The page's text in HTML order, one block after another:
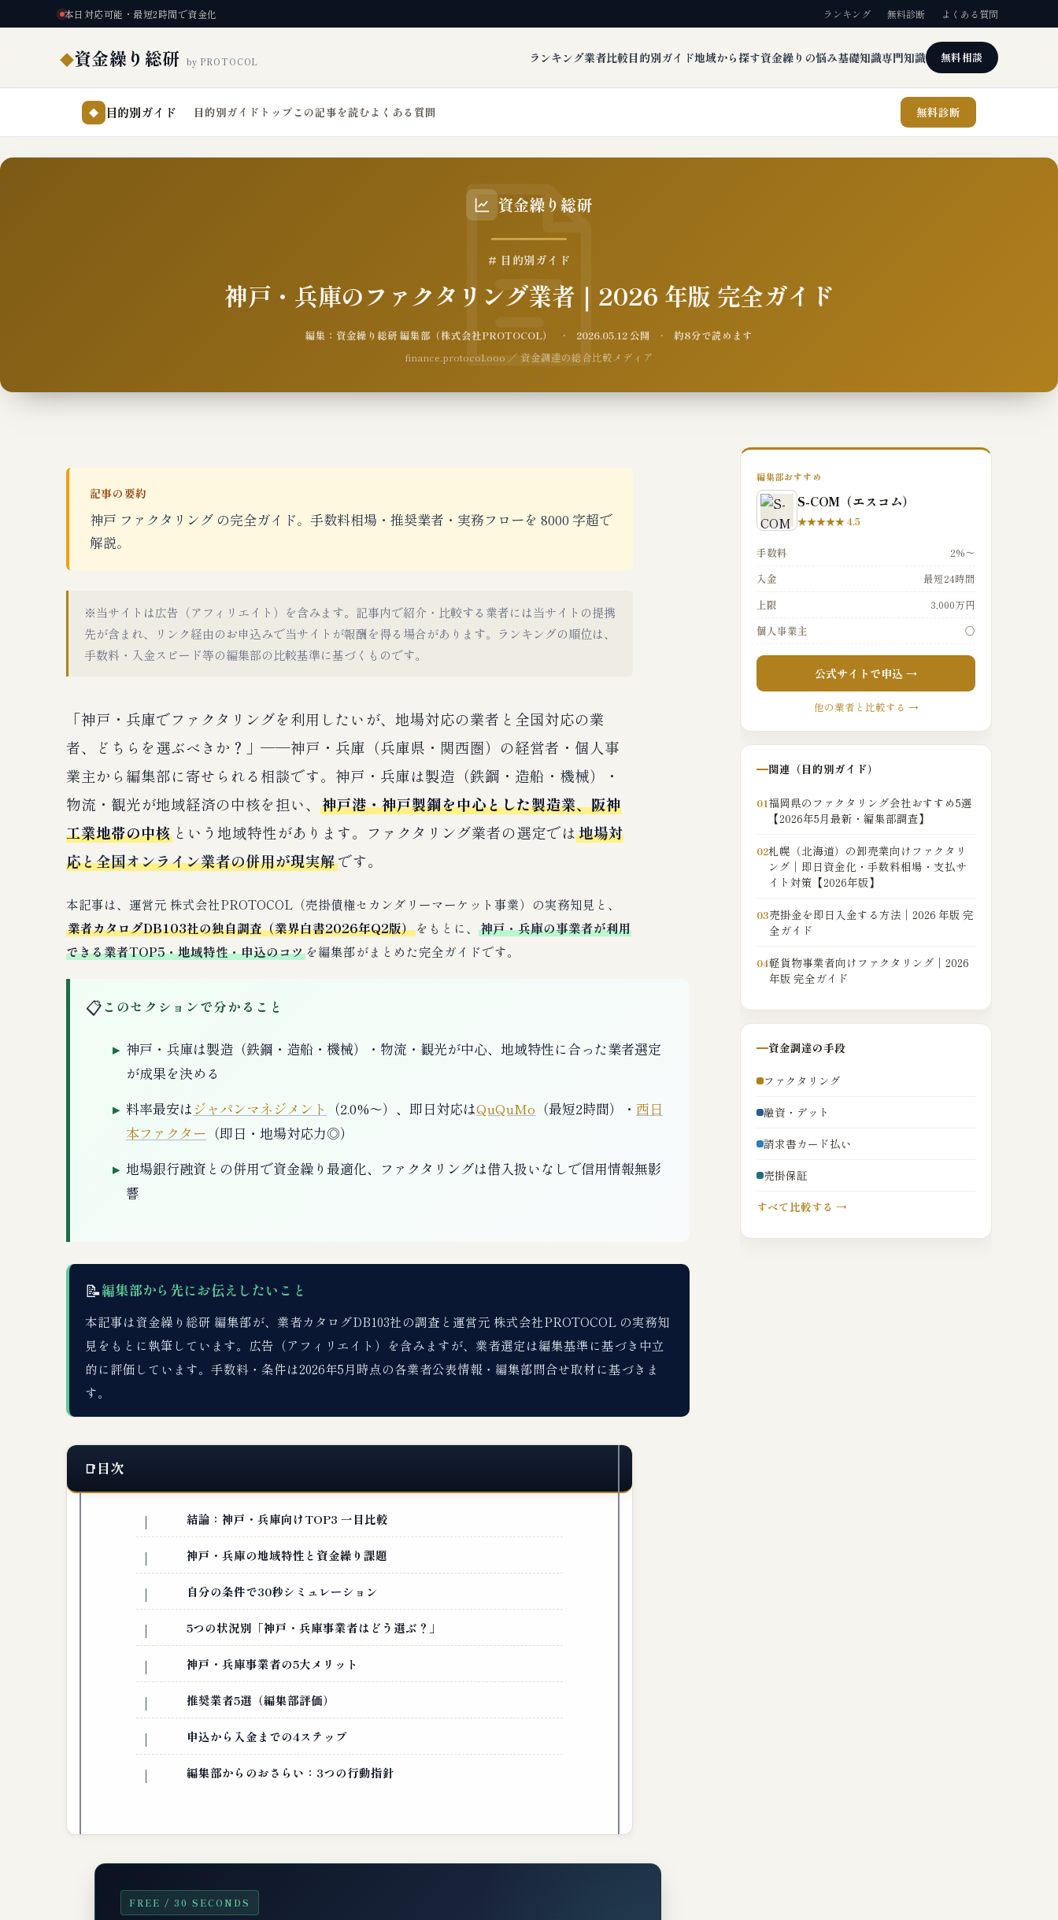
本日対応可能・最短2時間で資金化 ランキング 無料診断 よくある質問
◆資金繰り総研 by PROTOCOL ランキング業者比較目的別ガイド地域から探す資金繰りの悩み基礎知識専門知識 無料相談
◆ 目的別ガイド 目的別ガイドトップ この記事を読むよくある質問 無料診断
資金繰り総研
# 目的別ガイド
神戸・兵庫のファクタリング業者｜2026 年版 完全ガイド
編集：資金繰り総研 編集部（株式会社PROTOCOL） · 2026.05.12 公開 · 約8分で読めます
finance.protocol.ooo ／ 資金調達の総合比較メディア
記事の要約
神戸 ファクタリング の完全ガイド。手数料相場・推奨業者・実務フローを 8000 字超で
解説。
※当サイトは広告（アフィリエイト）を含みます。記事内で紹介・比較する業者には当サイトの提携
先が含まれ、リンク経由のお申込みで当サイトが報酬を得る場合があります。ランキングの順位は、
手数料・入金スピード等の編集部の比較基準に基づくものです。
「神戸・兵庫でファクタリングを利用したいが、地場対応の業者と全国対応の業
者、どちらを選ぶべきか？」──神戸・兵庫（兵庫県・関西圏）の経営者・個人事
業主から編集部に寄せられる相談です。神戸・兵庫は製造（鉄鋼・造船・機械）・
物流・観光が地域経済の中核を担い、 神戸港・神戸製鋼を中心とした製造業、阪神
工業地帯の中核 という地域特性があります。ファクタリング業者の選定では地場対
応と全国オンライン業者の併用が現実解です。
本記事は、運営元 株式会社PROTOCOL（売掛債権セカンダリーマーケット事業）の実務知見と、
業者カタログDB103社の独自調査（業界白書2026年Q2版） をもとに、
神戸・兵庫の事業者が利用
できる業者TOP5・地域特性・申込のコツ を編集部がまとめた完全ガイドです。
📋 このセクションで分かること
神戸・兵庫は製造（鉄鋼・造船・機械）・物流・観光が中心、地域特性に合った業者選定
が成果を決める
料率最安は ジャパンマネジメント （2.0%〜）、即日対応はQuQuMo （最短2時間）・ 西日
本ファクター （即日・地場対応力◎）
地場銀行融資との併用で資金繰り最適化、ファクタリングは借入扱いなしで信用情報無影
響
📝編集部から先にお伝えしたいこと
本記事は資金繰り総研 編集部が、業者カタログDB103社の調査と運営元 株式会社PROTOCOL の実務知
見をもとに執筆しています。広告（アフィリエイト）を含みますが、業者選定は編集基準に基づき中立
的に評価しています。手数料・条件は2026年5月時点の各業者公表情報・編集部問合せ取材に基づきま
す。
目次
結論：神戸・兵庫向けTOP3 一目比較
神戸・兵庫の地域特性と資金繰り課題
自分の条件で30秒シミュレーション
5つの状況別「神戸・兵庫事業者はどう選ぶ？」
神戸・兵庫事業者の5大メリット
推奨業者5選（編集部評価）
申込から入金までの4ステップ
編集部からのおさらい：3つの行動指針
FREE / 30 SECONDS
編集部おすすめ
S-COM（エスコム）
★★★★★ 4.5
手数料
2%〜
入金
最短24時間
上限
3,000万円
個人事業主
○
公式サイトで申込 →
他の業者と比較する →
関連（目的別ガイド）
01福岡県のファクタリング会社おすすめ5選
【2026年5月最新・編集部調査】
02札幌（北海道）の卸売業向けファクタリ
ング｜即日資金化・手数料相場・支払サ
イト対策【2026年版】
03売掛金を即日入金する方法｜2026 年版 完
全ガイド
04軽貨物事業者向けファクタリング｜2026
年版 完全ガイド
資金調達の手段
ファクタリング
融資・デット
請求書カード払い
売掛保証
すべて比較する →